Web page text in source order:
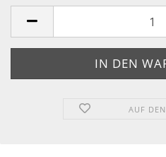
AUF